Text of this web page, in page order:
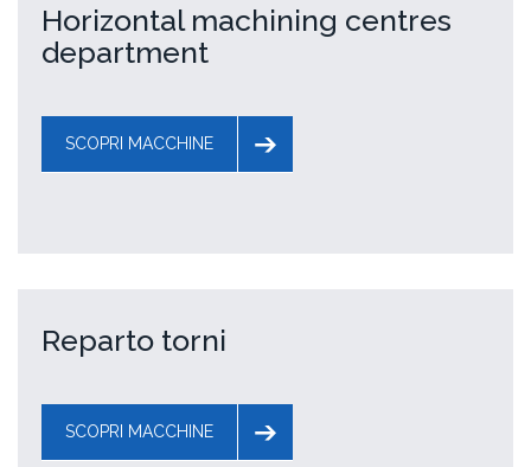
Horizontal machining centres
department
SCOPRI MACCHINE
Reparto torni
SCOPRI MACCHINE